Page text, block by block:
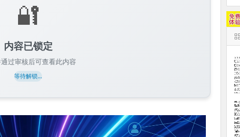
🔐
内容已锁定
过审核后可查看此内容
等待解锁...